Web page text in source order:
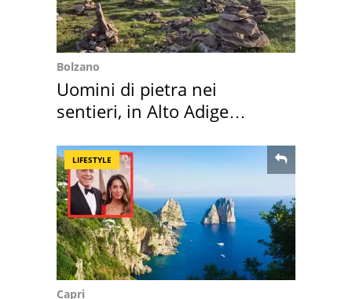
Bolzano
Uomini di pietra nei
sentieri, in Alto Adige
LIFESTYLE
Capri